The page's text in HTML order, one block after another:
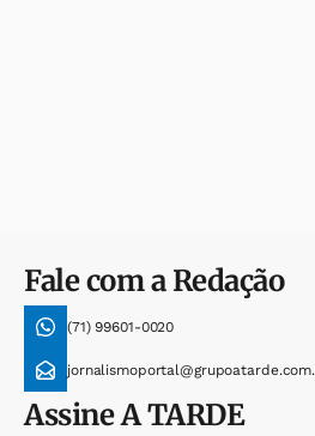
Fale com a Redação
(71) 99601-0020
AssineA TARDE